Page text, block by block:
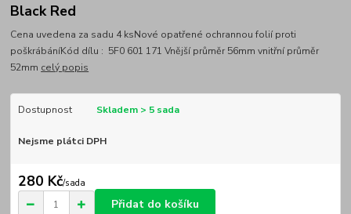
Black Red
Cena uvedena za sadu 4 ksNové opatřené ochrannou folií proti
poškrábáníKód dílu : 5F0 601 171 Vnější průměr 56mm vnitřní průměr
52mm celý popis
Dostupnost Skladem > 5 sada
Nejsme plátci DPH
280 Kč/sada
Přidat do košíku